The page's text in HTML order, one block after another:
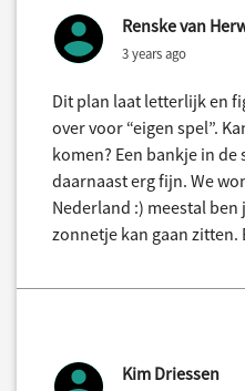
Renske van
3 years ago
Dit plan laat letterlijk en
over voor “eigen spel”.
komen? Een bankje in de
daarnaast erg fijn. We
Nederland :) meestal
zonnetje kan gaan zitten.
Kim Driessen